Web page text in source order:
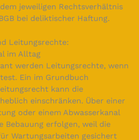
jeweiligen Rechtsverhältnis
bei deliktischer Haftung.
Leitungsrechte:
im Alltag
werden Leitungsrechte, wenn
Ein im Grundbuch
kann die
einschränken. Über einer
oder einem Abwasserkanal
Bebauung erfolgen, weil die
Wartungsarbeiten gesichert